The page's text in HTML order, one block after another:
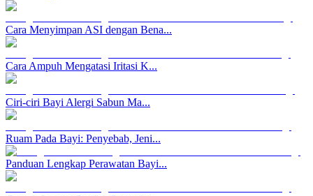
Cara Menyimpan ASI dengan Bena...
Cara Ampuh Mengatasi Iritasi K...
Ciri-ciri Bayi Alergi Sabun Ma...
Ruam Pada Bayi: Penyebab, Jeni...
Panduan Lengkap Perawatan Bayi...